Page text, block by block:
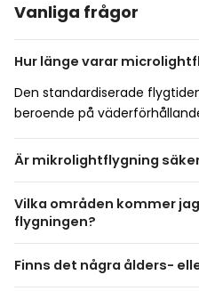
Vanliga frågor
Hur länge varar
Den standardiserade
beroende på
Är mikrolightflygning
Vilka områden kommer
flygningen?
Finns det några ålders-